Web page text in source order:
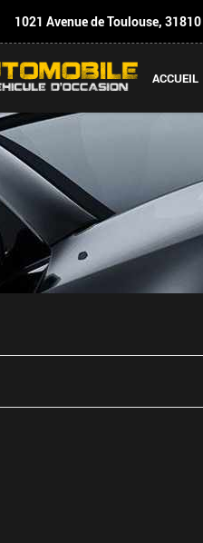
1021 Avenue de Toulouse, 31810
ACCUEIL